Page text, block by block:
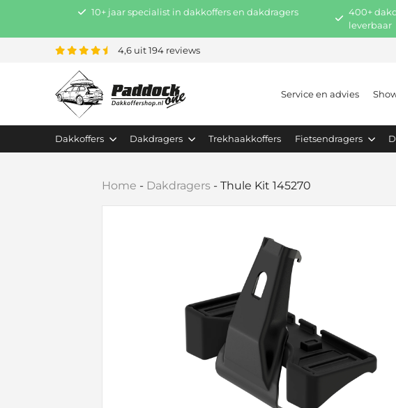
10+ jaar specialist in dakkoffers en dakdragers
400+
leverbaar
4,6 uit 194 reviews
Service en advies
Dakkoffers Dakdragers Trekhaakkoffers Fietsendragers
Home - Dakdragers -Thule Kit 145270